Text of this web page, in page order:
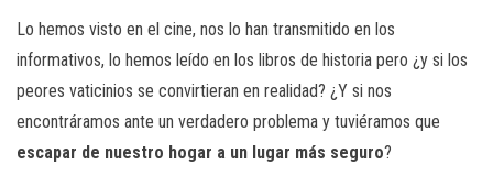
Lo hemos visto en el cine, nos lo han transmitido en los
informativos, lo hemos leído en los libros de historia pero ¿y si los
peores vaticinios se convirtieran en realidad? ¿Y si nos
encontráramos ante un verdadero problema y tuviéramos que
escapar de nuestro hogar a un lugar más seguro?